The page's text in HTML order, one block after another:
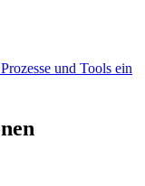
und Tools ein